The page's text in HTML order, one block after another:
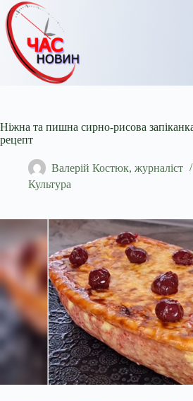
Перейти
до
вмісту
Ніжна та пишна сирно-рисова
рецепт
Валерій Костюк, журналіст
Культура